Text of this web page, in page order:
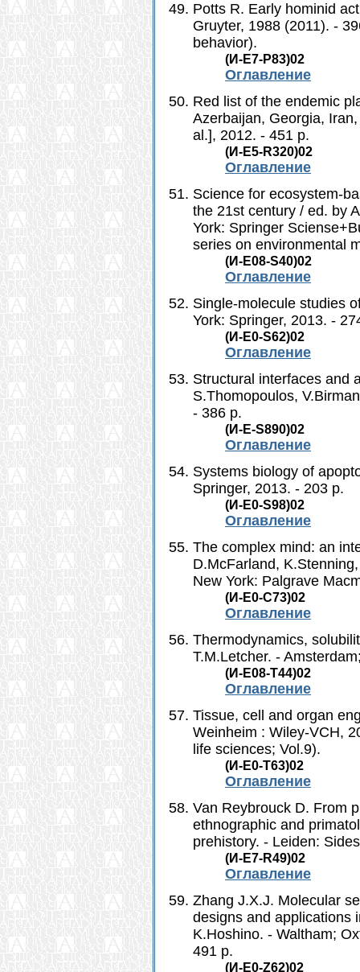
Potts R. Early hominid
Gruyter, 1988 (2011). -
behavior).
(И-Е7-Р83)02
Оглавление
Red list of the endemic
Azerbaijan, Georgia,
al.], 2012. - 451 p.
(И-Е5-R320)02
Оглавление
Science for ecosystem-
the 21st century / ed. by
York: Springer
series on environmental
(И-Е08-S40)02
Оглавление
Single-molecule studies
York: Springer, 2013. -
(И-Е0-S62)02
Оглавление
Structural interfaces and
S.Thomopoulos,
- 386 p.
(И-Е-S890)02
Оглавление
Systems biology of
Springer, 2013. - 203 p.
(И-Е0-S98)02
Оглавление
The complex mind: an
D.McFarland,
New York: Palgrave
(И-Е0-С73)02
Оглавление
Thermodynamics,
T.M.Letcher. -
(И-Е08-Т44)02
Оглавление
Tissue, cell and organ
Weinheim : Wiley-VCH,
life sciences; Vol.9).
(И-Е0-Т63)02
Оглавление
Van Reybrouck D. From
ethnographic and
prehistory. - Leiden:
(И-Е7-R49)02
Оглавление
Zhang J.X.J. Molecular
designs and applications
K.Hoshino. - Waltham;
491 p.
(И-Е0-Z62)02